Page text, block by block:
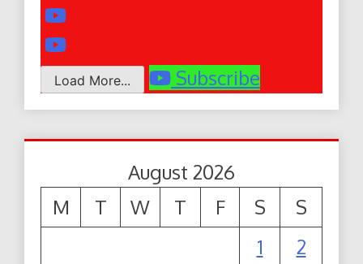
Load More... Subscribe
August 2026
M
T W T F S
S
1
2